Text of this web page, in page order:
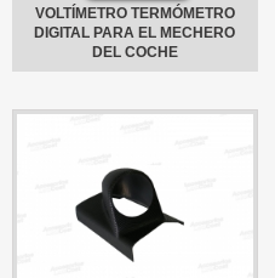
VOLTÍMETRO TERMÓMETRO
DIGITAL PARA EL MECHERO
DEL COCHE